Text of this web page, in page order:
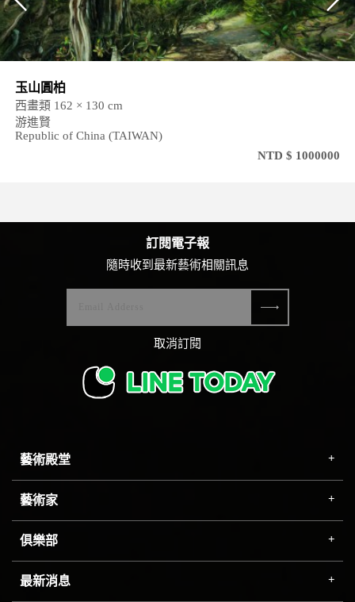
× 130 cm
China (TAIWAN)
NTD $ 1000000
藝術殿堂
藝術家
俱樂部
最新消息
訂閱電子報
隨時收到最新藝術相關訊息
取消訂閱